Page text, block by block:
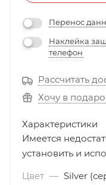
Перенос
Наклейка
телефон
Рассчитать
Хочу в
Характеристики
Имеется
установить и
Цвет — Silver